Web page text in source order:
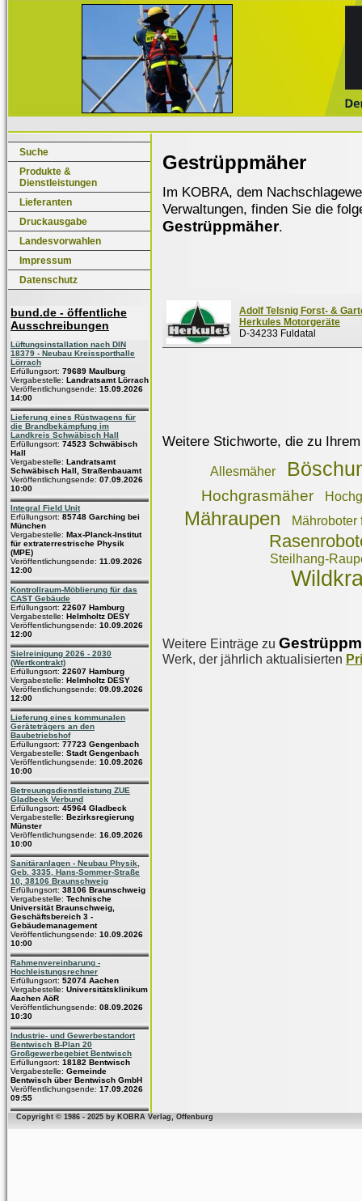
Suche
Produkte &
Dienstleistungen
Lieferanten
Druckausgabe
Landesvorwahlen
Impressum
Datenschutz
bund.de - öffentliche
Ausschreibungen
Lüftungsinstallation nach DIN
18379 - Neubau Kreissporthalle
Lörrach
Erfüllungsort: 79689 Maulburg
Vergabestelle: Landratsamt Lörrach
Veröffentlichungsende: 15.09.2026
14:00
Lieferung eines Rüstwagens für
die Brandbekämpfung im
Landkreis Schwäbisch Hall
Erfüllungsort: 74523 Schwäbisch
Hall
Vergabestelle: Landratsamt
Schwäbisch Hall, Straßenbauamt
Veröffentlichungsende: 07.09.2026
10:00
Integral Field Unit
Erfüllungsort: 85748 Garching bei
München
Vergabestelle: Max-Planck-Institut
für extraterrestrische Physik
(MPE)
Veröffentlichungsende: 11.09.2026
12:00
Kontrollraum-Möblierung für das
CAST Gebäude
Erfüllungsort: 22607 Hamburg
Vergabestelle: Helmholtz DESY
Veröffentlichungsende: 10.09.2026
12:00
Sielreinigung 2026 - 2030
(Wertkontrakt)
Erfüllungsort: 22607 Hamburg
Vergabestelle: Helmholtz DESY
Veröffentlichungsende: 09.09.2026
12:00
Lieferung eines kommunalen
Geräteträgers an den
Baubetriebshof
Erfüllungsort: 77723 Gengenbach
Vergabestelle: Stadt Gengenbach
Veröffentlichungsende: 10.09.2026
10:00
Betreuungsdienstleistung ZUE
Gladbeck Verbund
Erfüllungsort: 45964 Gladbeck
Vergabestelle: Bezirksregierung
Münster
Veröffentlichungsende: 16.09.2026
10:00
Sanitäranlagen - Neubau Physik,
Geb. 3335, Hans-Sommer-Straße
10, 38106 Braunschweig
Erfüllungsort: 38106 Braunschweig
Vergabestelle: Technische
Universität Braunschweig,
Geschäftsbereich 3 -
Gebäudemanagement
Veröffentlichungsende: 10.09.2026
10:00
Rahmenvereinbarung -
Hochleistungsrechner
Erfüllungsort: 52074 Aachen
Vergabestelle: Universitätsklinikum
Aachen AöR
Veröffentlichungsende: 08.09.2026
10:30
Industrie- und Gewerbestandort
Bentwisch B-Plan 20
Großgewerbegebiet Bentwisch
Erfüllungsort: 18182 Bentwisch
Vergabestelle: Gemeinde
Bentwisch über Bentwisch GmbH
Veröffentlichungsende: 17.09.2026
09:55
Gestrüppmäher
Im KOBRA, dem
Verwaltungen, finden Sie die
Gestrüppmäher.
Adolf Telsnig Forst- &
Herkules Motorgeräte
D-34233 Fuldatal
Weitere Stichworte, die zu
Allesmäher
Hochgrasmäher
Mähraupen Mähroboter
Steilhang-
Weitere Einträge zu
Werk, der jährlich aktualisierten
Copyright © 1986 - 2025 by KOBRA Verlag, Offenburg